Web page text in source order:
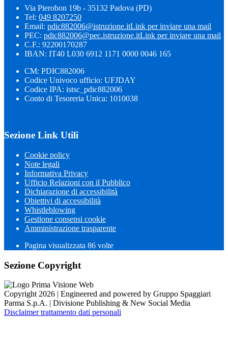
Via Pierobon 19b - 35132 Padova (PD)
Tel: 049 8207250
Email: pdic882006@istruzione.itLink per inviare una mail
PEC: pdic882006@pec.istruzione.itLink per inviare una mail
C.F.: 92200170287
IBAN: IT40 L030 6912 1171 0000 0046 165
CM: PDIC882006
Codice Univoco ufficio: UFJDAY
Codice IPA: istsc_pdic882006
Conto di Tesoreria Unica: 1010038
Sezione Link Utili
Cookie policy
Note legali
Informativa Privacy
Ufficio Relazioni con il Pubblico
Dichiarazione di accessibilità
Obiettivi di accessibilità
Whistleblowing
Gestione consensi cookie
Amministrazione trasparente
Pagina visualizzata 86 volte
Sezione Copyright
Copyright 2026 | Engineered and powered by Gruppo Spaggiari
Parma S.p.A. | Divisione Publishing & New Social Media
Disclaimer trattamento dati personali